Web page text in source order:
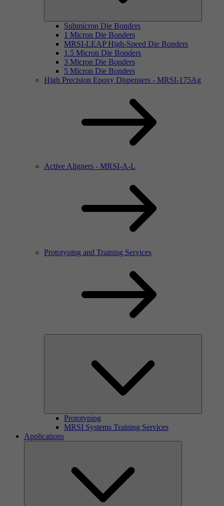
Submicron Die Bonders
1 Micron Die Bonders
MRSI-LEAP High-Speed Die Bonders
1.5 Micron Die Bonders
3 Micron Die Bonders
5 Micron Die Bonders
High Precision Epoxy Dispensers - MRSI-175Ag
Active Aligners - MRSI-A-L
Prototyping and Training Services
Prototyping
MRSI Systems Training Services
Applications